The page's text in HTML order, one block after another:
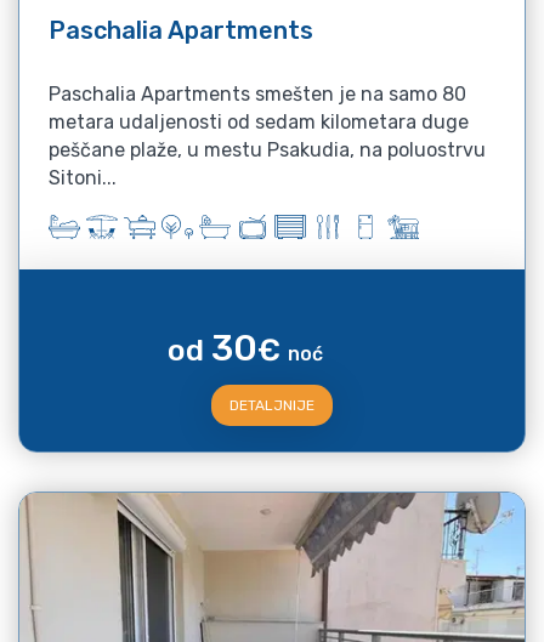
Paschalia Apartments
Paschalia Apartments smešten je na samo 80
metara udaljenosti od sedam kilometara duge
peščane plaže, u mestu Psakudia, na poluostrvu
Sitoni...
od 30€ noć
DETALJNIJE